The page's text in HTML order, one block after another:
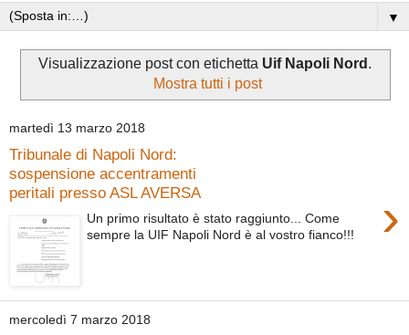
▼
Visualizzazione post con etichetta Uif Napoli Nord .
Mostra tutti i post
martedì 13 marzo 2018
Tribunale di Napoli Nord:
sospensione accentramenti
peritali presso ASL AVERSA
›
Un primo risultato è stato raggiunto... Come
sempre la UIF Napoli Nord è al vostro fianco!!!
mercoledì 7 marzo 2018